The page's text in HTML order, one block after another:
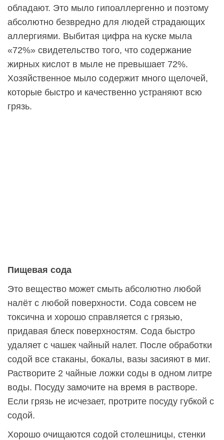
обладают. Это мыло гипоаллергенно и поэтому
абсолютно безвредно для людей страдающих
аллергиями. Выбитая цифра на куске мыла
«72%» свидетельство того, что содержание
жирных кислот в мыле не превышает 72%.
Хозяйственное мыло содержит много щелочей,
которые быстро и качественно устраняют всю
грязь.
Пищевая сода
Это вещество может смыть абсолютно любой
налёт с любой поверхности. Сода совсем не
токсична и хорошо справляется с грязью,
придавая блеск поверхностям. Сода быстро
удаляет с чашек чайный налет. После обработки
содой все стаканы, бокалы, вазы засияют в миг.
Растворите 2 чайные ложки соды в одном литре
воды. Посуду замочите на время в растворе.
Если грязь не исчезает, протрите посуду губкой с
содой.
Хорошо очищаются содой столешницы, стенки